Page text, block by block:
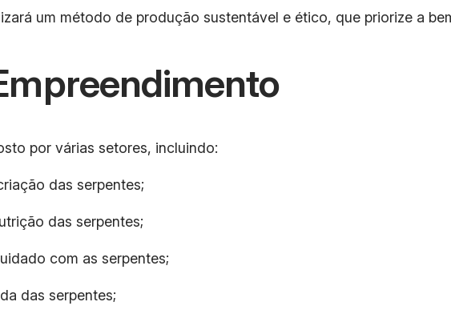
um método de produção sustentável e ético, que priorize a
por várias setores, incluindo:
das serpentes;
das serpentes;
com as serpentes;
das serpentes;